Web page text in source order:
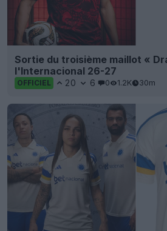
Sortie du troisième maillot «
l'Internacional 26-27
OFFICIEL 20 6 0 1.2K 30m